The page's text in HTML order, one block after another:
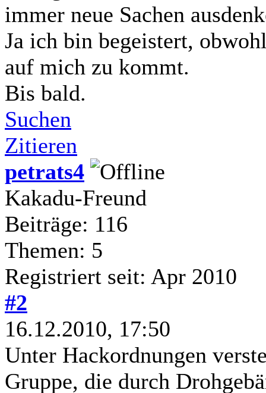
immer neue Sachen
Ja ich bin begeistert,
auf mich zu kommt.
Bis bald.
Suchen
Zitieren
petrats4
Kakadu-Freund
Beiträge: 116
Themen: 5
Registriert seit: Apr 2010
#2
16.12.2010, 17:50
Unter Hackordnungen
Gruppe, die durch